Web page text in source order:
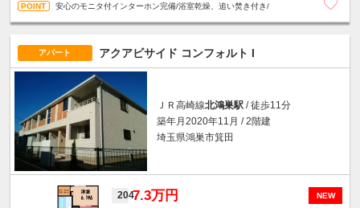
安心のモニタ付インターホン完備/浴室乾燥、追い焚き付き/
アパート アクアビサイド コンフォルト I
ＪＲ高崎線北鴻巣駅 / 徒歩11分
築年月2020年11月 / 2階建
埼玉県鴻巣市箕田
NEW
2047.3万円